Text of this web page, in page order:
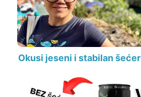
Okusi jeseni i stabilan šećer